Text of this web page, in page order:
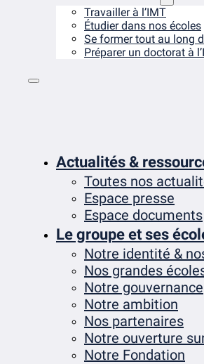
Travailler à l’IMT
Étudier dans nos écoles
Se former tout au long
Préparer un doctorat à
Actualités &
Toutes nos
Espace presse
Espace documents
Le groupe et ses
Notre identité &
Nos grandes
Notre gouvernance
Notre ambition
Nos partenaires
Notre ouverture
Notre Fondation